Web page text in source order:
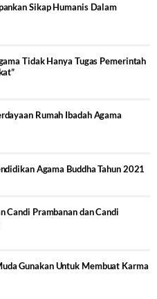
Sikap Humanis Dalam
Tidak Hanya Tugas Pemerintah
Rumah Ibadah Agama
Agama Buddha Tahun 2021
Candi Prambanan dan Candi
Gunakan Untuk Membuat Karma